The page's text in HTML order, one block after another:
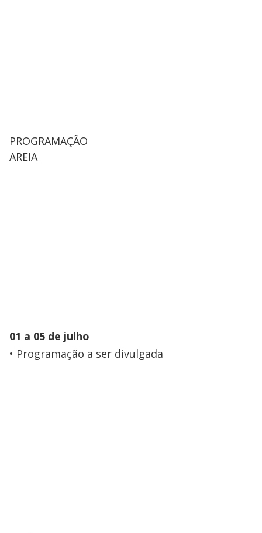
PROGRAMAÇÃO
AREIA
01 a 05 de julho
Programação a ser divulgada